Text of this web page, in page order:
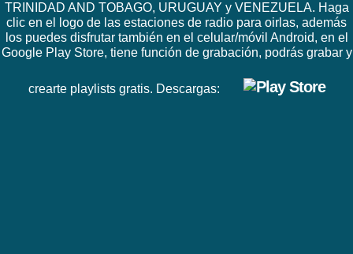
TRINIDAD AND TOBAGO, URUGUAY y VENEZUELA. Haga
clic en el logo de las estaciones de radio para oirlas, además
los puedes disfrutar también en el celular/móvil Android, en el
Google Play Store, tiene función de grabación, podrás grabar y
crearte playlists gratis. Descargas: